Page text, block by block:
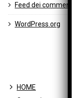
Feed dei commenti
WordPress.org
HOME